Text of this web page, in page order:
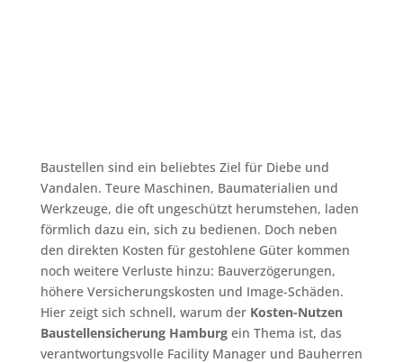
Baustellen sind ein beliebtes Ziel für Diebe und
Vandalen. Teure Maschinen, Baumaterialien und
Werkzeuge, die oft ungeschützt herumstehen, laden
förmlich dazu ein, sich zu bedienen. Doch neben
den direkten Kosten für gestohlene Güter kommen
noch weitere Verluste hinzu: Bauverzögerungen,
höhere Versicherungskosten und Image-Schäden.
Hier zeigt sich schnell, warum der Kosten-Nutzen
Baustellensicherung Hamburgein Thema ist, das
verantwortungsvolle Facility Manager und Bauherren